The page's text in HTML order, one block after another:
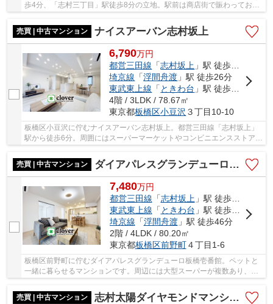
歩4分、「志村三丁目」駅徒歩8分の立地。駅前は商店街で賑わってお
売買 | 中古マンション
ナイスアーバン志村坂上
6,790万円
都営三田線 「志村坂上 」駅 徒歩6分
埼京線 「浮間舟渡 」駅 徒歩26分
東武東上線 「 ときわ台 」駅 徒歩39分
4階 / 3LDK / 78.67㎡
東京都板橋区小豆沢 ３丁目10-10
板橋区小豆沢に佇むナイスアーバン志村坂上。都営三田線「志村坂上」
駅から徒歩6分。周囲にはスーパーマーケットやコンビニエンスストアな
売買 | 中古マンション
ダイアパレスグランデューロ板橋壱番館
7,480万円
都営三田線 「志村坂上 」駅 徒歩13分
東武東上線 「 ときわ台 」駅 徒歩17分
埼京線 「浮間舟渡」駅 徒歩46分
2階 / 4LDK / 80.20㎡
東京都板橋区前野町４丁目1-6
板橋区前野町に佇むダイアパレスグランデューロ板橋壱番館。ペットと
一緒に暮らせるマンションです。周辺には大型スーパーが複数あり、そ
れぞれに価格競争を行っているため、生活物資...
売買 | 中古マンション
志村太陽ダイヤモンドマンション